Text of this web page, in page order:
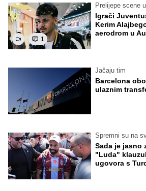
1
Prelijepe scene
Igrači
Kerim
aerodrom u
Jačaju tim
Barcelona
ulaznim
Spremni su na
Sada je jasno
"Luda"
ugovora s